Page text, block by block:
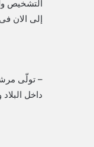
إلى الان
– تولّى
داخل